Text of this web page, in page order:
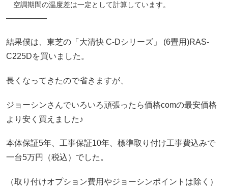
空調期間の温度差は一定として計算しています。
―――――
結果僕は、東芝の「大清快 C-Dシリーズ」 (6畳用)RAS-
C225Dを買いました。
長くなってきたので省きますが、
ジョーシンさんでいろいろ頑張ったら価格comの最安価格
より安く買えました♪
本体保証5年、工事保証10年、標準取り付け工事費込みで
一台5万円（税込）でした。
（取り付けオプション費用やジョーシンポイントは除く）